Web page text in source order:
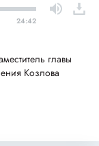
24:42
главы
Козлова